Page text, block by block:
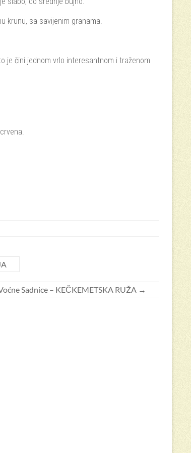
krunu, sa savijenim granama.
je čini jednom vrlo interesantnom i traženom
Sadnice – KEČKEMETSKA RUŽA →